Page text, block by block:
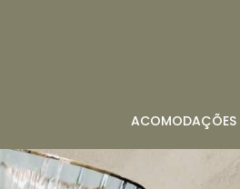
ACOMODAÇÕES